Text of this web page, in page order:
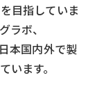
目指していま
ラボ、
本国内外で製
います。